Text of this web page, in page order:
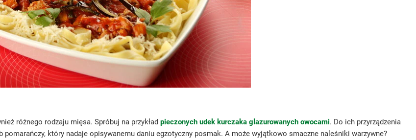
różnego rodzaju mięsa. Spróbuj na przykład pieczonych udek kurczaka glazurowanych owocami. Do ich przyrządzenia
który nadaje opisywanemu daniu egzotyczny posmak. A może wyjątkowo smaczne naleśniki warzywne?